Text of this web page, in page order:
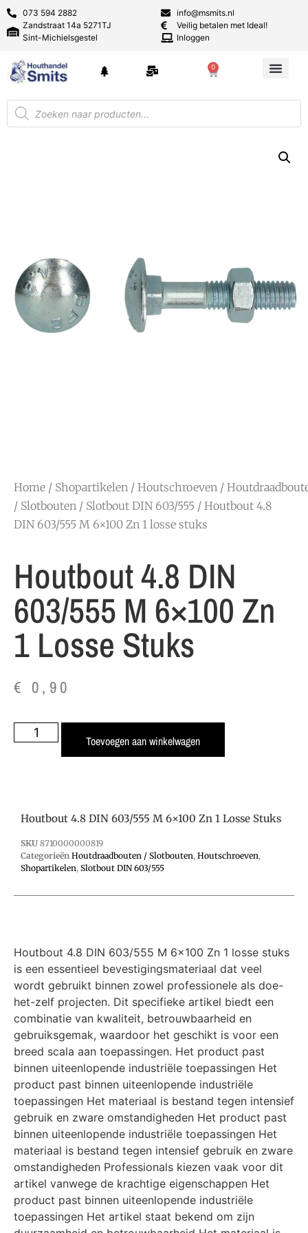
073 594 2882
Zandstraat 14a 5271TJ
Sint-Michielsgestel
info@msmits.nl
Veilig betalen met Ideal!
Inloggen
0
Home / Shopartikelen / Houtschroeven /
/ Slotbouten / Slotbout DIN 603/555 / Houtbout 4.8
DIN 603/555 M 6×100 Zn 1 losse stuks
Houtbout 4.8 DIN
603/555 M 6×100 Zn
1 Losse Stuks
€ 0,90
Toevoegen aan winkelwagen
Houtbout 4.8 DIN 603/555 M 6×100 Zn 1 Losse Stuks
SKU 8710000000819
Categorieën Houtdraadbouten / Slotbouten, Houtschroeven,
Shopartikelen, Slotbout DIN 603/555
Houtbout 4.8 DIN 603/555 M 6×100 Zn 1 losse stuks
is een essentieel bevestigingsmateriaal dat veel
wordt gebruikt binnen zowel professionele als doe-
het-zelf projecten. Dit specifieke artikel biedt een
combinatie van kwaliteit, betrouwbaarheid en
gebruiksgemak, waardoor het geschikt is voor een
breed scala aan toepassingen. Het product past
binnen uiteenlopende industriële toepassingen Het
product past binnen uiteenlopende industriële
toepassingen Het materiaal is bestand tegen intensief
gebruik en zware omstandigheden Het product past
binnen uiteenlopende industriële toepassingen Het
materiaal is bestand tegen intensief gebruik en zware
omstandigheden Professionals kiezen vaak voor dit
artikel vanwege de krachtige eigenschappen Het
product past binnen uiteenlopende industriële
toepassingen Het artikel staat bekend om zijn